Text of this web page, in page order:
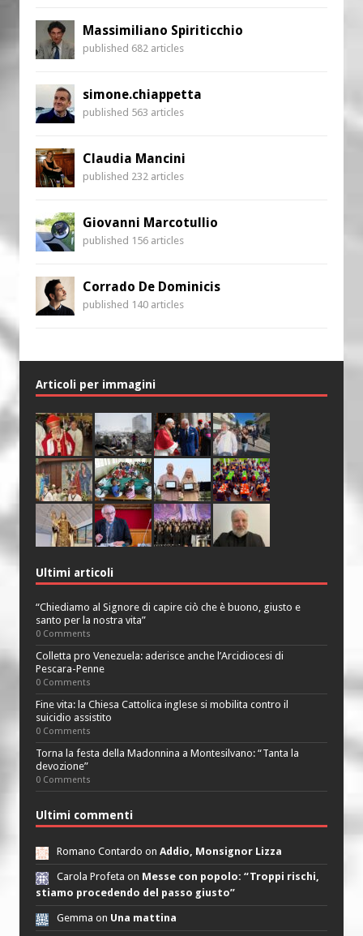
Massimiliano Spiriticchio
published 682 articles
simone.chiappetta
published 563 articles
Claudia Mancini
published 232 articles
Giovanni Marcotullio
published 156 articles
Corrado De Dominicis
published 140 articles
Articoli per immagini
Ultimi articoli
“Chiediamo al Signore di capire ciò che è buono, giusto e
santo per la nostra vita”
0 Comments
Colletta pro Venezuela: aderisce anche l’Arcidiocesi di
Pescara-Penne
0 Comments
Fine vita: la Chiesa Cattolica inglese si mobilita contro il
suicidio assistito
0 Comments
Torna la festa della Madonnina a Montesilvano: “Tanta la
devozione”
0 Comments
Ultimi commenti
Romano Contardo on Addio, Monsignor Lizza
Carola Profeta on Messe con popolo: “Troppi rischi,
stiamo procedendo del passo giusto”
Gemma on Una mattina